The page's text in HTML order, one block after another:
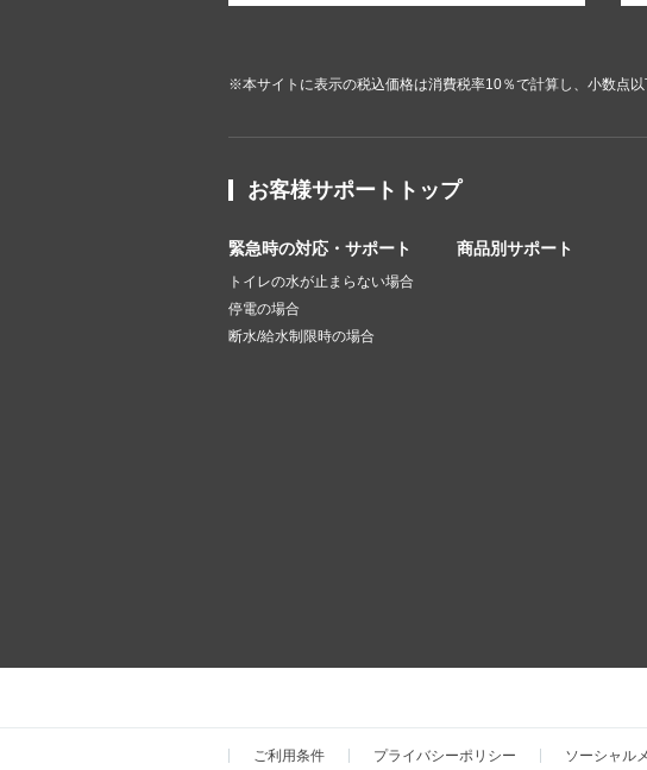
※本サイトに表示の税込価格は消費税率10％で計算し、小数点以
お客様サポートトップ
緊急時の対応・サポート
トイレの水が止まらない場合
停電の場合
断水/給水制限時の場合
商品別サポート
ご利用条件 プライバシーポリシー ソーシャル